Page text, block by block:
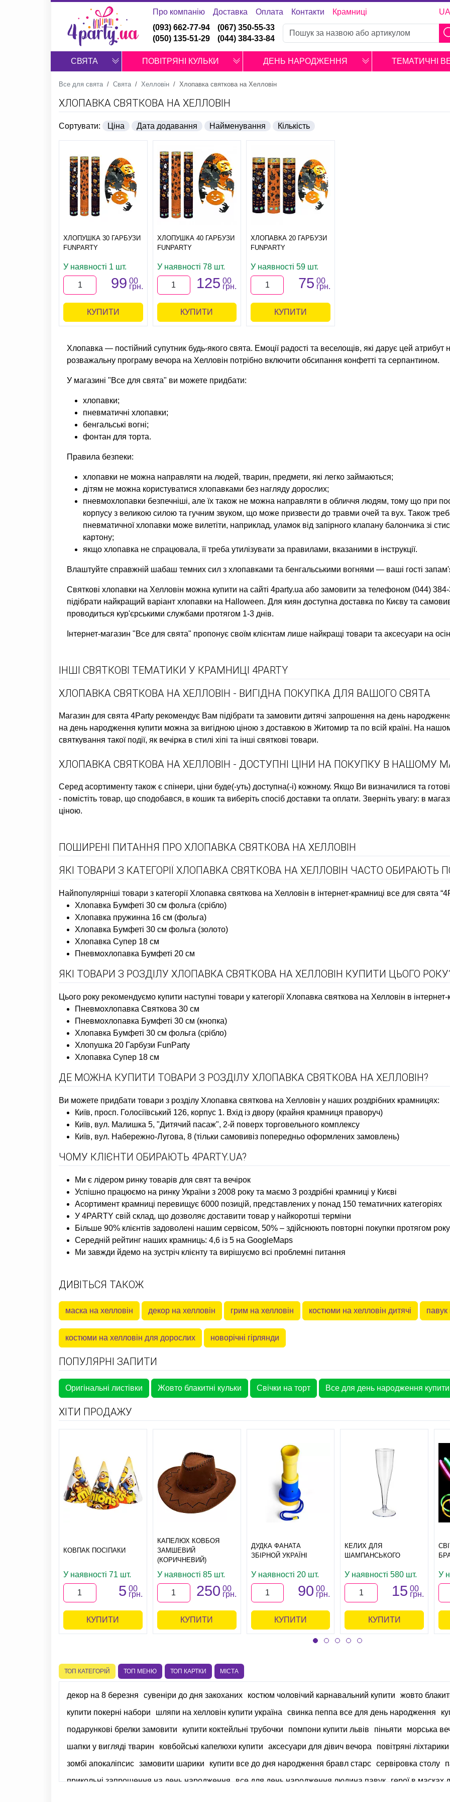
Про компанію Доставка Оплата Контакти Крамниці UA
(093) 662-77-94
(050) 135-51-29
(067) 350-55-33
(044) 384-33-84
СВЯТА ПОВІТРЯНІ КУЛЬКИ ДЕНЬ НАРОДЖЕННЯ ТЕМАТИЧНІ
Все для свята Свята Хелловін Хлопавка святкова на Хелловін
ХЛОПАВКА СВЯТКОВА НА ХЕЛЛОВІН
Сортувати: Ціна Дата додавання Найменування Кількість
ХЛОПУШКА 30 ГАРБУЗИ
FUNPARTY
У наявності 1 шт.
99 00
грн.
КУПИТИ
ХЛОПУШКА 40 ГАРБУЗИ
FUNPARTY
У наявності 78 шт.
125 00
грн.
КУПИТИ
ХЛОПАВКА 20 ГАРБУЗИ
FUNPARTY
У наявності 59 шт.
75 00
грн.
КУПИТИ
Хлопавка — постійний супутник будь-якого свята. Емоції радості та веселощів, які дарує цей
розважальну програму вечора на Хелловін потрібно включити обсипання конфетті та серпантином.
У магазині "Все для свята" ви можете придбати:
хлопавки;
пневматичні хлопавки;
бенгальські вогні;
фонтан для торта.
Правила безпеки:
хлопавки не можна направляти на людей, тварин, предмети, які легко займаються;
дітям не можна користуватися хлопавками без нагляду дорослих;
пневмохлопавки безпечніші, але їх також не можна направляти в обличчя людям, тому що при
корпусу з великою силою та гучним звуком, що може призвести до травми очей та вух. Також
пневматичної хлопавки може вилетіти, наприклад, уламок від запірного клапану балончика зі
картону;
якщо хлопавка не спрацювала, її треба утилізувати за правилами, вказаними в інструкції.
Влаштуйте справжній шабаш темних сил з хлопавками та бенгальськими вогнями — ваші гості
Святкові хлопавки на Хелловін можна купити на сайті 4party.ua або замовити за телефоном (044)
підібрати найкращий варіант хлопавки на Halloween. Для киян доступна доставка по Києву та
проводиться кур'єрськими службами протягом 1-3 днів.
Інтернет-магазин "Все для свята" пропонує своїм клієнтам лише найкращі товари та аксесуари на
ІНШІ СВЯТКОВІ ТЕМАТИКИ У КРАМНИЦІ 4PARTY
ХЛОПАВКА СВЯТКОВА НА ХЕЛЛОВІН - ВИГІДНА ПОКУПКА ДЛЯ ВАШОГО СВЯТА
Магазин для свята 4Party рекомендує Вам підібрати та замовити дитячі запрошення на день
на день народження купити можна за вигідною ціною з доставкою в Житомир та по всій країні. На
святкування такої події, як вечірка в стилі хіпі та інші святкові товари.
ХЛОПАВКА СВЯТКОВА НА ХЕЛЛОВІН - ДОСТУПНІ ЦІНИ НА ПОКУПКУ В НАШОМУ
Серед асортименту також є спінери, ціни буде(-уть) доступна(-і) кожному. Якщо Ви визначилися та готові
- помістіть товар, що сподобався, в кошик та виберіть спосіб доставки та оплати. Зверніть увагу: в
ціною.
ПОШИРЕНІ ПИТАННЯ ПРО ХЛОПАВКА СВЯТКОВА НА ХЕЛЛОВІН
ЯКІ ТОВАРИ З КАТЕГОРІЇ ХЛОПАВКА СВЯТКОВА НА ХЕЛЛОВІН ЧАСТО ОБИРАЮТЬ
Найпопулярніші товари з категорії Хлопавка святкова на Хелловін в інтернет-крамниці все для свята
Хлопавка Бумфеті 30 см фольга (срібло)
Хлопавка пружинна 16 см (фольга)
Хлопавка Бумфеті 30 см фольга (золото)
Хлопавка Супер 18 см
Пневмохлопавка Бумфеті 20 см
ЯКІ ТОВАРИ З РОЗДІЛУ ХЛОПАВКА СВЯТКОВА НА ХЕЛЛОВІН КУПИТИ ЦЬОГО
Цього року рекомендуємо купити наступні товари у категорії Хлопавка святкова на Хелловін в
Пневмохлопавка Святкова 30 см
Пневмохлопавка Бумфеті 30 см (кнопка)
Хлопавка Бумфеті 30 см фольга (срібло)
Хлопушка 20 Гарбузи FunParty
Хлопавка Супер 18 см
ДЕ МОЖНА КУПИТИ ТОВАРИ З РОЗДІЛУ ХЛОПАВКА СВЯТКОВА НА ХЕЛЛОВІН?
Ви можете придбати товари з розділу Хлопавка святкова на Хелловін у наших роздрібних крамницях:
Київ, просп. Голосіївський 126, корпус 1. Вхід із двору (крайня крамниця праворуч)
Київ, вул. Малишка 5, "Дитячий пасаж", 2-й поверх торговельного комплексу
Київ, вул. Набережно-Лугова, 8 (тільки самовивіз попередньо оформлених замовлень)
ЧОМУ КЛІЄНТИ ОБИРАЮТЬ 4PARTY.UA?
Ми є лідером ринку товарів для свят та вечірок
Успішно працюємо на ринку України з 2008 року та маємо 3 роздрібні крамниці у Києві
Асортимент крамниці перевищує 6000 позицій, представлених у понад 150 тематичних категоріях
У 4PARTY свій склад, що дозволяє доставити товар у найкоротші терміни
Більше 90% клієнтів задоволені нашим сервісом, 50% – здійснюють повторні покупки протягом року
Середній рейтинг наших крамниць: 4,6 із 5 на GoogleMaps
Ми завжди йдемо на зустріч клієнту та вирішуємо всі проблемні питання
ДИВІТЬСЯ ТАКОЖ
маска на хелловін декор на хелловін грим на хелловін костюми на хелловін дитячі павук
костюми на хелловін для дорослих новорічні гірлянди
ПОПУЛЯРНІ ЗАПИТИ
Оригінальні листівки Жовто блакитні кульки Свічки на торт Все для день народження купити
ХІТИ ПРОДАЖУ
КОВПАК ПОСІПАКИ
У наявності 71 шт.
5 00
грн.
КУПИТИ
КАПЕЛЮХ КОВБОЯ
ЗАМШЕВИЙ
(КОРИЧНЕВИЙ)
У наявності 85 шт.
250 00
грн.
КУПИТИ
ДУДКА ФАНАТА
ЗБІРНОЙ УКРАЇНІ
У наявності 20 шт.
90 00
грн.
КУПИТИ
КЕЛИХ ДЛЯ
ШАМПАНСЬКОГО
У наявності 580 шт.
15 00
грн.
КУПИТИ
У
ТОП КАТЕГОРІЙ ТОП МЕНЮ ТОП КАРТКИ МІСТА
декор на 8 березня сувеніри до дня закоханих костюм чоловічий карнавальний купити жовто
купити покерні набори
шляпи на хелловін купити україна свинка пеппа все для день народження
подарункові брелки замовити
купити коктейльні трубочки помпони купити львів піньяти морська
шапки у вигляді тварин
ковбойські капелюхи купити аксесуари для дівич вечора повітряні
зомбі апокаліпсис замовити шарики купити все до дня народження бравл старс сервіровка столу
прикольні запрошення на день народження все для день народження людина павук герої в масках